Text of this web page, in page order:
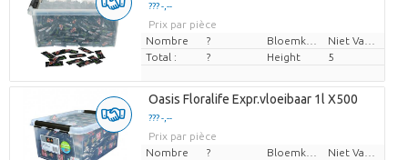
??? -,--
Prix par pièce
Nombre
?
Total :
? Height 5
Oasis Floralife Expr.vloeibaar 1l X500
??? -,--
Prix par pièce
Nombre
?